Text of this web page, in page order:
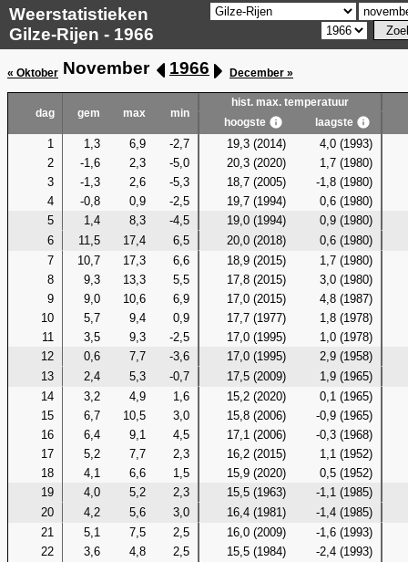
Weerstatistieken
Gilze-Rijen - 1966
« Oktober November 1966 December »
dag gem max min
hist. max. temperatuur
hoogste
laagste
1 1,3 6,9 -2,7 19,3 (2014)
4,0 (1993)
2
-1,6 2,3 -5,0 20,3 (2020)
1,7 (1980)
3
-1,3 2,6 -5,3 18,7 (2005)
-1,8 (1980)
4
-0,8 0,9 -2,5 19,7 (1994)
0,6 (1980)
5
1,4 8,3 -4,5 19,0 (1994)
0,9 (1980)
6
11,5 17,4 6,5 20,0 (2018)
0,6 (1980)
7
10,7 17,3 6,6 18,9 (2015)
1,7 (1980)
8
9,3 13,3 5,5 17,8 (2015)
3,0 (1980)
9
9,0 10,6 6,9 17,0 (2015)
4,8 (1987)
10
5,7 9,4 0,9 17,7 (1977)
1,8 (1978)
11
3,5 9,3 -2,5 17,0 (1995)
1,0 (1978)
12
0,6 7,7 -3,6 17,0 (1995)
2,9 (1958)
13
2,4 5,3 -0,7 17,5 (2009)
1,9 (1965)
14
3,2 4,9 1,6 15,2 (2020)
0,1 (1965)
15
6,7 10,5 3,0 15,8 (2006)
-0,9 (1965)
16
6,4 9,1 4,5 17,1 (2006)
-0,3 (1968)
17
5,2 7,7 2,3 16,2 (2015)
1,1 (1952)
18
4,1 6,6 1,5 15,9 (2020)
0,5 (1952)
19
4,0 5,2 2,3 15,5 (1963)
-1,1 (1985)
20
4,2 5,6 3,0 16,4 (1981)
-1,4 (1985)
21
5,1 7,5 2,5 16,0 (2009)
-1,6 (1993)
22
3,6 4,8 2,5 15,5 (1984)
-2,4 (1993)